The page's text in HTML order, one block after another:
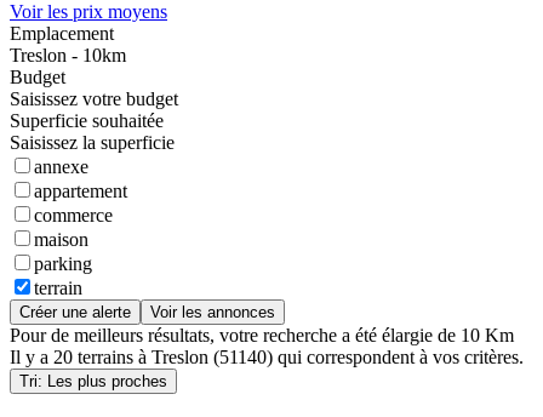
Voir les prix moyens
Emplacement
Treslon - 10km
Budget
Saisissez votre budget
Superficie souhaitée
Saisissez la superficie
annexe
appartement
commerce
maison
parking
terrain
Créer une alerte Voir les annonces
Pour de meilleurs résultats, votre recherche a été élargie de 10 Km
Il y a 20 terrains à Treslon (51140) qui correspondent à vos critères.
Tri: Les plus proches